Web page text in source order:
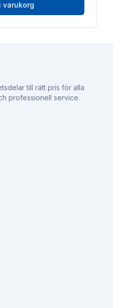
varukorg
till rätt pris för alla
professionell service.